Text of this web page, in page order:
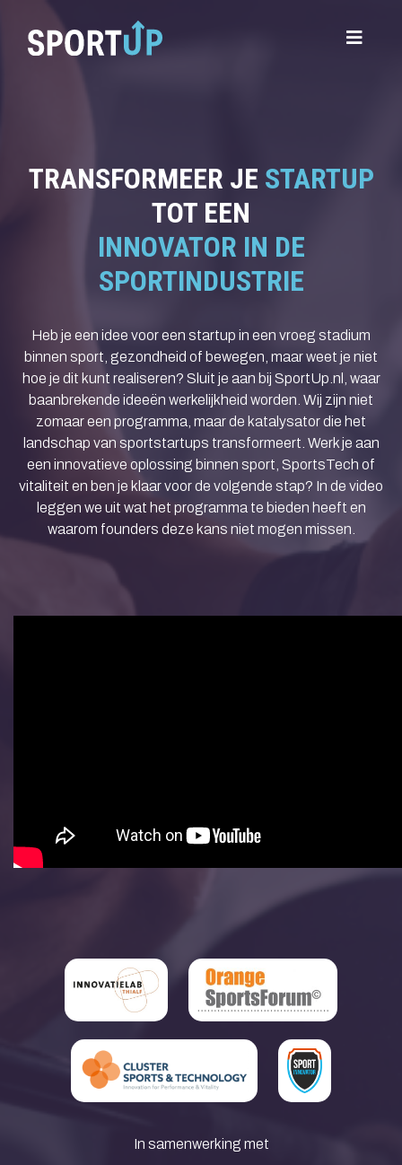
TRANSFORMEER JE STARTUP
TOT EEN
INNOVATOR IN DE
SPORTINDUSTRIE
Heb je een idee voor een startup in een vroeg stadium
binnen sport, gezondheid of bewegen, maar weet je niet
hoe je dit kunt realiseren? Sluit je aan bij SportUp.nl, waar
baanbrekende ideeën werkelijkheid worden. Wij zijn niet
zomaar een programma, maar de katalysator die het
landschap van sportstartups transformeert. Werk je aan
een innovatieve oplossing binnen sport, SportsTech of
vitaliteit en ben je klaar voor de volgende stap? In de video
leggen we uit wat het programma te bieden heeft en
waarom founders deze kans niet mogen missen.
In samenwerking met